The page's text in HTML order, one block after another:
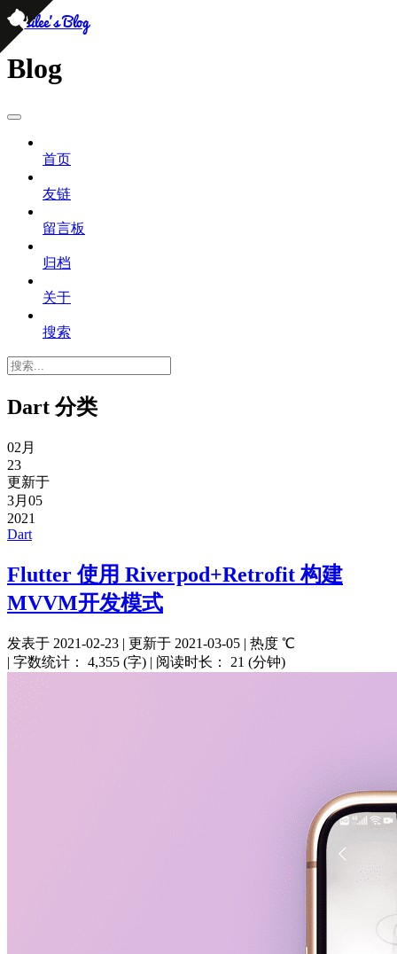
persilee's Blog
Blog
首页
友链
留言板
归档
关于
搜索
Dart 分类
02月
23
更新于
3月05
2021
Dart
Flutter 使用 Riverpod+Retrofit 构建
MVVM开发模式
发表于 2021-02-23 | 更新于 2021-03-05 | 热度 ℃
| 字数统计： 4,355 (字) | 阅读时长： 21 (分钟)